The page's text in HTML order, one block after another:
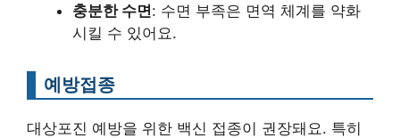
충분한 수면: 수면 부족은 면역 체계를 약화
시킬 수 있어요.
예방접종
대상포진 예방을 위한 백신 접종이 권장돼요. 특히